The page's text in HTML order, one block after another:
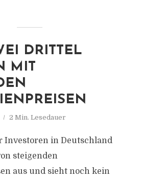
DRITTEL
MIT
2 Min. Lesedauer
Investoren in Deutschland
steigenden
aus und sieht noch kein